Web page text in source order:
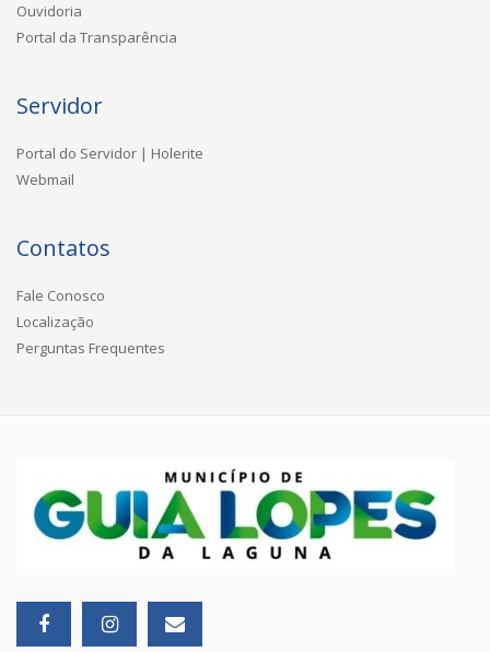
Ouvidoria
Portal da Transparência
Servidor
Portal do Servidor | Holerite
Webmail
Contatos
Fale Conosco
Localização
Perguntas Frequentes